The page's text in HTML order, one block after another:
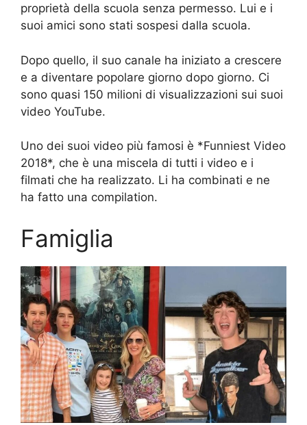
proprietà della scuola senza permesso. Lui e i
suoi amici sono stati sospesi dalla scuola.
Dopo quello, il suo canale ha iniziato a crescere
e a diventare popolare giorno dopo giorno. Ci
sono quasi 150 milioni di visualizzazioni sui suoi
video YouTube.
Uno dei suoi video più famosi è *Funniest Video
2018*, che è una miscela di tutti i video e i
filmati che ha realizzato. Li ha combinati e ne
ha fatto una compilation.
Famiglia